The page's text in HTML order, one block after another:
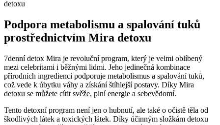
Podpora metabolismu a spalování tuků
prostřednictvím Mira detoxu
7denní detox Mira je revoluční program, který je velmi oblíbený
mezi celebritami i běžnými lidmi. Jeho jedinečná kombinace
přírodních ingrediencí podporuje metabolismus a spalování tuků,
což vede k úbytku váhy a získání štíhlejší postavy. Díky Mira
detoxu se můžete cítit svěže, plní energie a sebevědomí.
Tento detoxní program není jen o hubnutí, ale také o očistě těla od
škodlivých látek a toxických látek. Díky účinným složkám detoxu